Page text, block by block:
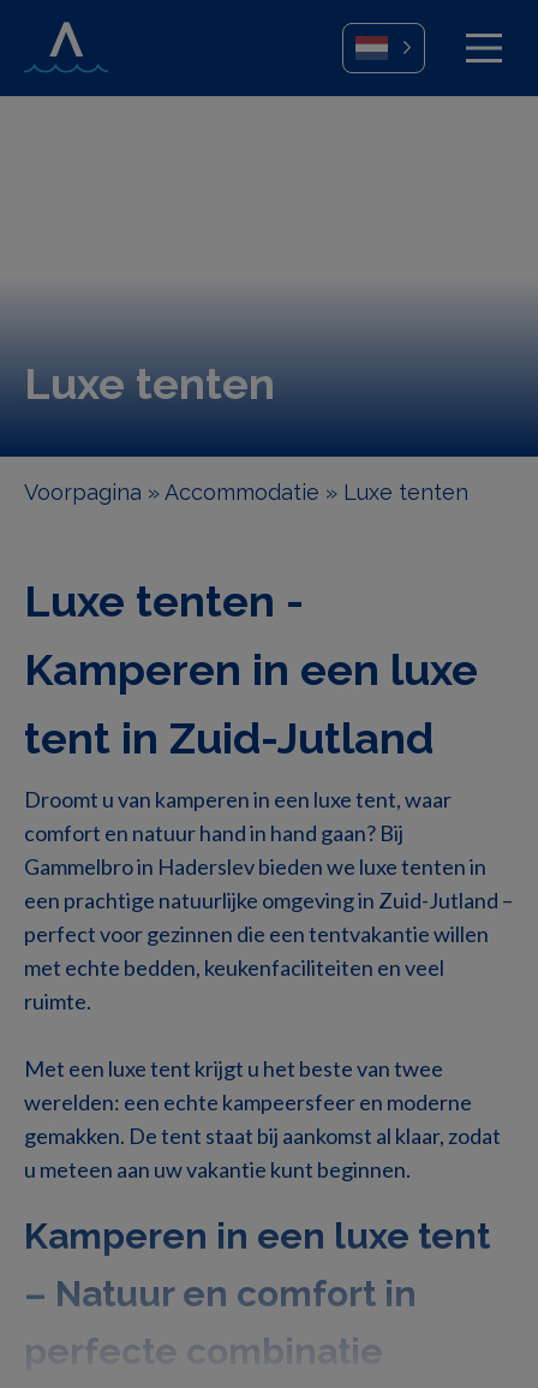
Luxe tenten
Voorpagina » Accommodatie » Luxe tenten
Luxe tenten -
Kamperen in een luxe
tent in Zuid-Jutland
Droomt u van kamperen in een luxe tent, waar
comfort en natuur hand in hand gaan? Bij
Gammelbro in Haderslev bieden we luxe tenten in
een prachtige natuurlijke omgeving in Zuid-Jutland –
perfect voor gezinnen die een tentvakantie willen
met echte bedden, keukenfaciliteiten en veel
ruimte.
Met een luxe tent krijgt u het beste van twee
werelden: een echte kampeersfeer en moderne
gemakken. De tent staat bij aankomst al klaar, zodat
u meteen aan uw vakantie kunt beginnen.
Kamperen in een luxe tent
– Natuur en comfort in
perfecte combinatie